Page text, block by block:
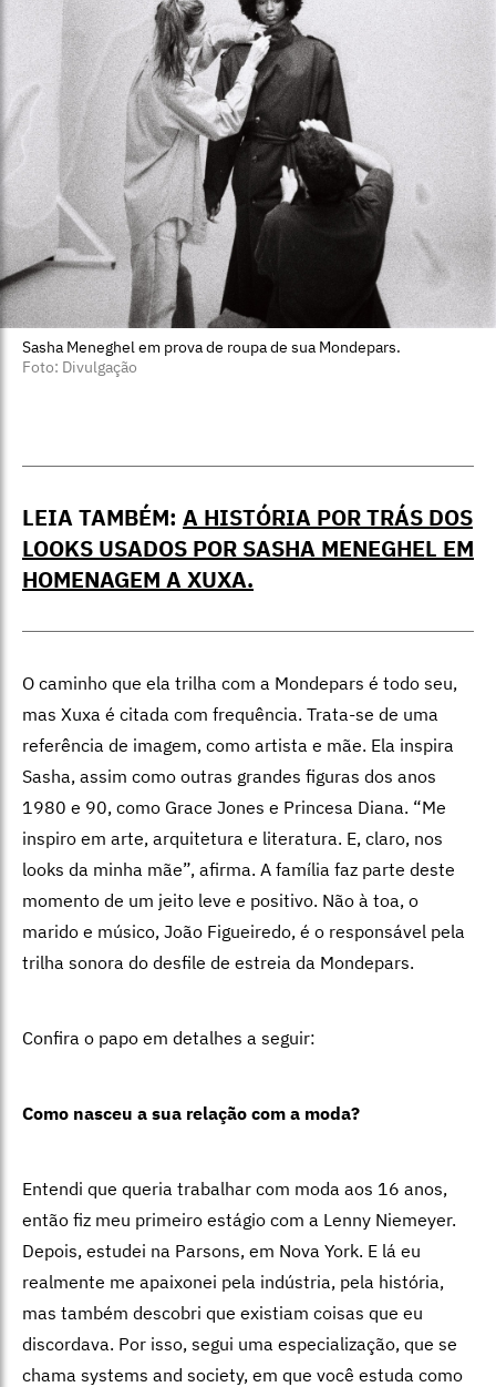
Sasha Meneghel em prova de roupa de sua Mondepars.
Foto: Divulgação
LEIA TAMBÉM: A HISTÓRIA POR TRÁS DOS
LOOKS USADOS POR SASHA MENEGHEL EM
HOMENAGEM A XUXA.
O caminho que ela trilha com a Mondepars é todo seu,
mas Xuxa é citada com frequência. Trata-se de uma
referência de imagem, como artista e mãe. Ela inspira
Sasha, assim como outras grandes figuras dos anos
1980 e 90, como Grace Jones e Princesa Diana. “Me
inspiro em arte, arquitetura e literatura. E, claro, nos
looks da minha mãe”, afirma. A família faz parte deste
momento de um jeito leve e positivo. Não à toa, o
marido e músico, João Figueiredo, é o responsável pela
trilha sonora do desfile de estreia da Mondepars.
Confira o papo em detalhes a seguir:
Como nasceu a sua relação com a moda?
Entendi que queria trabalhar com moda aos 16 anos,
então fiz meu primeiro estágio com a Lenny Niemeyer.
Depois, estudei na Parsons, em Nova York. E lá eu
realmente me apaixonei pela indústria, pela história,
mas também descobri que existiam coisas que eu
discordava. Por isso, segui uma especialização, que se
chama systems and society, em que você estuda como